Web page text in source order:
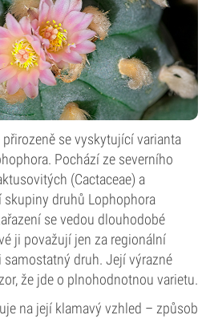
se vyskytující varianta
Pochází ze severního
(Cactaceae) a
druhů Lophophora
se vedou dlouhodobé
ji považují jen za regionální
druh. Její výrazné
že jde o plnohodnotnou varietu.
na její klamavý vzhled – způsob